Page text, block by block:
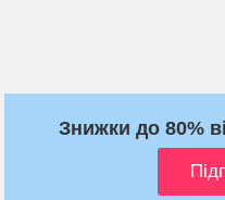
Знижки до 80%